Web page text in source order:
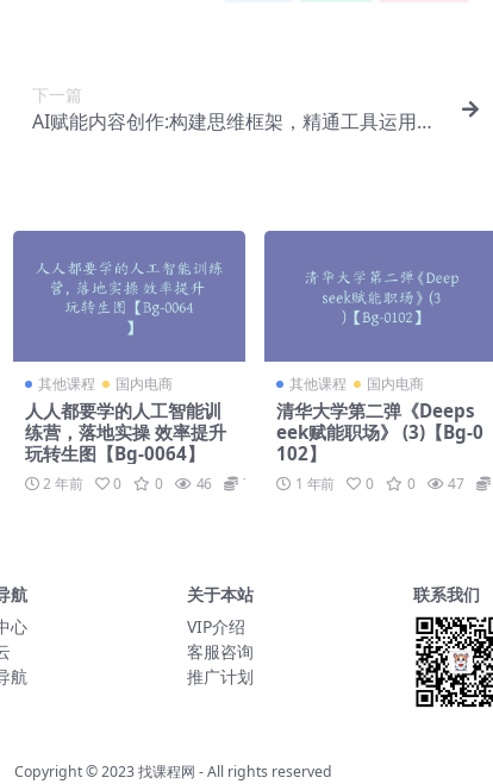
下一篇
AI赋能内容创作:构建思维框架，精通工具运用，
其他课程 国内电商
人人都要学的人工智能训
练营，落地实操 效率提升
玩转生图【Bg-0064】
2 年前 0 0 46 79
其他课程 国内电商
清华大学第二弹《Deeps
eek赋能职场》 (3)【Bg-0
102】
1 年前 0 0 47
航
心
航
关于本站
VIP介绍
客服咨询
推广计划
联系我们
Copyright © 2023找课程网 - All rights reserved